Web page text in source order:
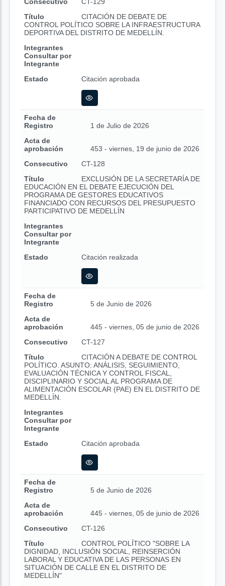
Título
CITACIÓN DE DEBATE DE
CONTROL POLÍTICO SOBRE LA INFRAESTRUCTURA
DEPORTIVA DEL DISTRITO DE MEDELLÍN.
Integrantes
Consultar por
Integrante
Estado
Citación aprobada
Fecha de
Registro
1 de Julio de 2026
Acta de
aprobación
453 - viernes, 19 de junio de 2026
Consecutivo
CT-128
Título
EXCLUSIÓN DE LA SECRETARÍA DE
EDUCACIÓN EN EL DEBATE EJECUCIÓN DEL
PROGRAMA DE GESTORES EDUCATIVOS
FINANCIADO CON RECURSOS DEL PRESUPUESTO
PARTICIPATIVO DE MEDELLÍN
Integrantes
Consultar por
Integrante
Estado
Citación realizada
Fecha de
Registro
5 de Junio de 2026
Acta de
aprobación
445 - viernes, 05 de junio de 2026
Consecutivo
CT-127
Título
CITACIÓN A DEBATE DE CONTROL
POLÍTICO. ASUNTO: ANÁLISIS, SEGUIMIENTO,
EVALUACIÓN TÉCNICA Y CONTROL FISCAL,
DISCIPLINARIO Y SOCIAL AL PROGRAMA DE
ALIMENTACIÓN ESCOLAR (PAE) EN EL DISTRITO DE
MEDELLÍN.
Integrantes
Consultar por
Integrante
Estado
Citación aprobada
Fecha de
Registro
5 de Junio de 2026
Acta de
aprobación
445 - viernes, 05 de junio de 2026
Consecutivo
CT-126
Título
CONTROL POLÍTICO "SOBRE LA
DIGNIDAD, INCLUSIÓN SOCIAL, REINSERCIÓN
LABORAL Y EDUCATIVA DE LAS PERSONAS EN
SITUACIÓN DE CALLE EN EL DISTRITO DE
MEDELLÍN"